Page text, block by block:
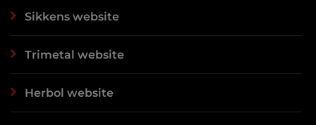
Sikkens website
Trimetal website
Herbol website